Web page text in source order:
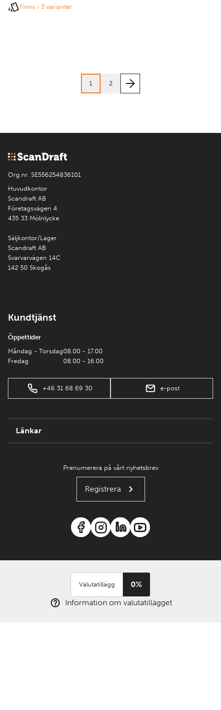
Finns i 3 varianter
1 2
Org.nr. SE556254836101
Huvudkontor
Scandraft AB
Företagsvägen 4
435 33 Mölnlycke
Säljkontor/Lager
Scandraft AB
Svarvarvägen 14C
142 50 Skogås
Kundtjänst
Öppettider
Måndag - Torsdag
Fredag
08.00 - 17.00
08.00 - 16.00
+46 31 68 69 30 e-post
Länkar
Prenumerera på vårt nyhetsbrev
Registrera
Valutatillägg
0%
Information om valutatillägget